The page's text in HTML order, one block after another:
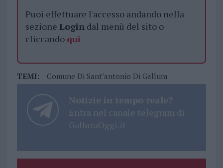
Puoi effettuare l'accesso andando nella
sezione Logindal menù del sito o
cliccando qui
TEMI: Comune Di Sant’antonio Di Gallura
Notizie in tempo reale?
Entra nel canale telegram di
GalluraOggi.it